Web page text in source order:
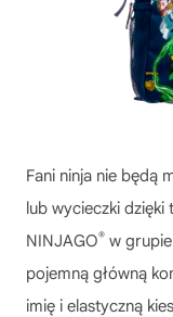
Fani ninja nie będą
lub wycieczki dzięki
NINJAGO® w
pojemną główną
imię i elastyczną